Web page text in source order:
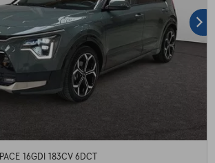
PACE 16GDI 183CV 6DCT